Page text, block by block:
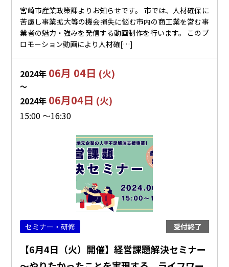
宮崎市産業政策課よりお知らせです。 市では、人材確保に
苦慮し事業拡大等の機会損失に悩む市内の商工業を営む事
業者の魅力・強みを発信する動画制作を行います。 このプ
ロモーション動画により人材確[…]
2024年 06月 04日 (火)
〜
2024年 06月04日 (火)
15:00 ～16:30
セミナー・研修 受付終了
【6月4日（火）開催】経営課題解決セミナー